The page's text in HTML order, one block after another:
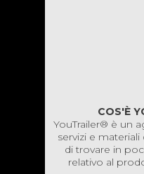
COS'È
YouTrailer® è un
servizi e
di trovare in
relativo al